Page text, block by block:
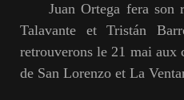
Juan Ortega fera son
Talavante et Tristán
retrouverons le 21 mai aux
de San Lorenzo et La